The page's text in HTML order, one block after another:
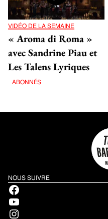
VIDÉO DE LA SEMAINE
« Aroma di Roma »
avec Sandrine Piau et
Les Talens Lyriques
ABONNÉS
NOUS SUIVRE
Facebook
YouTube
Instagram